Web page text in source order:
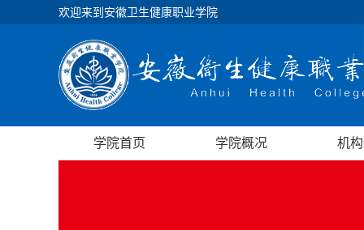
欢迎来到安徽卫生健康职业学院
学院首页 学院概况 机